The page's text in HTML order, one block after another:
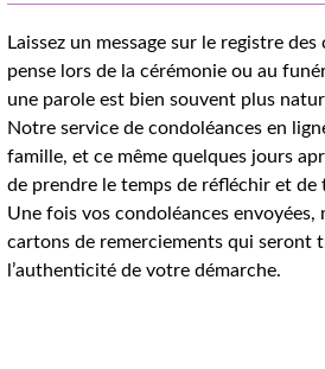
Laissez un message sur le registre
pense lors de la cérémonie ou au
une parole est bien souvent plus
Notre service de condoléances en
famille, et ce même quelques jours
de prendre le temps de réfléchir et de
Une fois vos condoléances
cartons de remerciements qui seront
l’authenticité de votre démarche.